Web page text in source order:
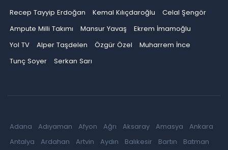
Recep Tayyip Erdoğan Kemal Kılıçdaroğlu
Celal Şengör
Ampute Milli Takımı
Mansur Yavaş
Ekrem İmamoğlu
Yol TV
Alper Taşdelen Özgür Özel
Muharrem İnce
Tunç Soyer
Serkan Sarı
Adana Adıyaman Afyon Ağrı Aksaray Amasya
Ankara
Antalya
Ardahan Artvin Aydın Balıkesir Bartın
Batman